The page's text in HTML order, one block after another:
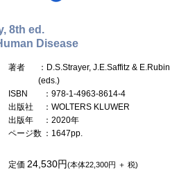
8th ed.
Disease
著者
：D.S.Strayer, J.E.Saffitz & E.Rubin
(eds.)
ISBN
：978-1-4963-8614-4
出版社
：WOLTERS KLUWER
出版年
：2020年
ページ数 ：1647pp.
定価24,530円(本体22,300円 ＋ 税)